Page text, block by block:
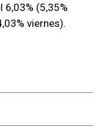
6,03% (5,35%
viernes).